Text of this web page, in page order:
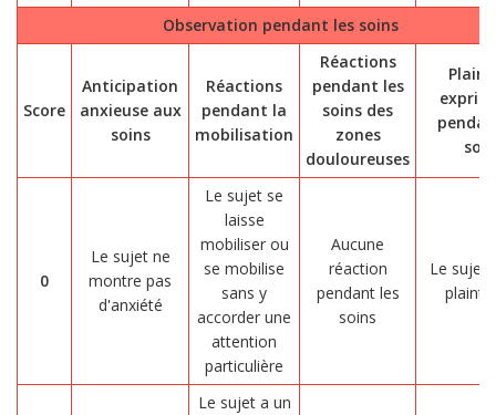
Observation pendant les soins
Score
Anticipation
anxieuse aux
soins
Réactions
pendant la
mobilisation
Réactions
pendant les
soins des
zones
douloureuses
soin
0
Le sujet ne
montre pas
d'anxiété
Le sujet se
laisse
mobiliser ou
se mobilise
sans y
accorder une
attention
particulière
Aucune
réaction
pendant les
soins
Le sujet
plaint
Le sujet a un